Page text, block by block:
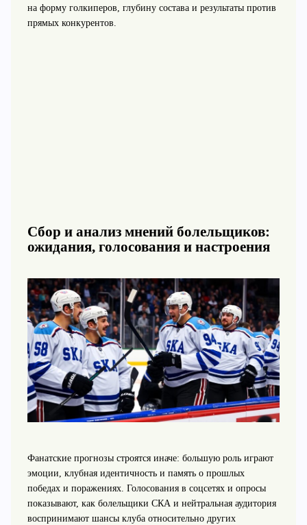
на форму голкиперов, глубину состава и результаты против
прямых конкурентов.
Сбор и анализ мнений болельщиков:
ожидания, голосования и настроения
Фанатские прогнозы строятся иначе: большую роль играют
эмоции, клубная идентичность и память о прошлых
победах и поражениях. Голосования в соцсетях и опросы
показывают, как болельщики СКА и нейтральная аудитория
воспринимают шансы клуба относительно других